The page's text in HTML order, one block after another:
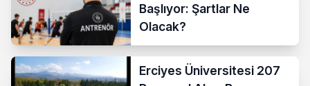
Başlıyor: Şartlar Ne
Olacak?
Erciyes Üniversitesi 207